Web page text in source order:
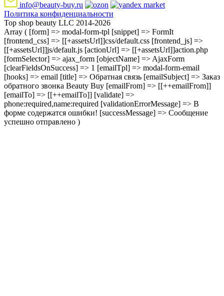
info@beauty-buy.ru
Политика конфиденциальности
Top shop beauty LLC 2014-2026
Array ( [form] => modal-form-tpl [snippet] => FormIt
[frontend_css] => [[+assetsUrl]]css/default.css [frontend_js] =>
[[+assetsUrl]]js/default.js [actionUrl] => [[+assetsUrl]]action.php
[formSelector] => ajax_form [objectName] => AjaxForm
[clearFieldsOnSuccess] => 1 [emailTpl] => modal-form-email
[hooks] => email [title] => Обратная связь [emailSubject] => Заказ
обратного звонка Beauty Buy [emailFrom] => [[++emailFrom]]
[emailTo] => [[++emailTo]] [validate] =>
phone:required,name:required [validationErrorMessage] => В
форме содержатся ошибки! [successMessage] => Сообщение
успешно отправлено )